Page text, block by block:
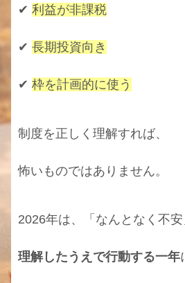
✔ 利益が非課税
✔ 長期投資向き
✔ 枠を計画的に使う
制度を正しく理解すれば、
怖いものではありません。
2026年は、「なんとなく不安
理解したうえで行動する一年